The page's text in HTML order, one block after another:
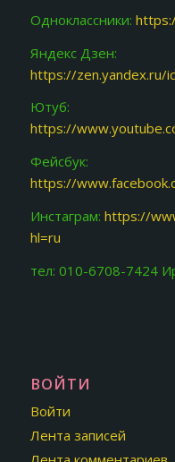
Одноклассники:
Яндекс Дзен:
https://zen.yandex.ru/
Ютуб:
https://
Фейсбук:
https://
Инстаграм: https://
hl=ru
тел: 010-6708-7424
ВОЙТИ
Войти
Лента записей